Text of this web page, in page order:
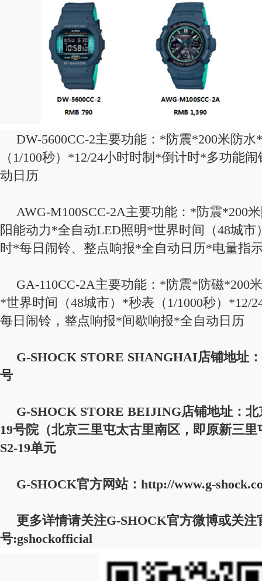
DW-5600CC-2主要功能：*防震*200米防
（1/100秒）*12/24小时时制*倒计时*多功能
动日历
AWG-M100SCC-2A主要功能：*防震*200
阳能动力*全自动LED照明*世界时间（48城市
时*每日闹铃、整点响报*全自动日历*电量指
GA-110CC-2A主要功能：*防震*防磁*200
*世界时间（48城市）*秒表（1/1000秒）*12/
每日闹铃，整点响报*间歇响报*全自动日历
G-SHOCK STORE SHANGHAI店铺地址
号
G-SHOCK STORE BEIJING店铺地址：
19号院（北京三里屯太古里南区，即原新三
S2-19单元
G-SHOCK官方网站：http://www.g-
更多详情请关注G-SHOCK官方微博或关注
号:gshockofficial